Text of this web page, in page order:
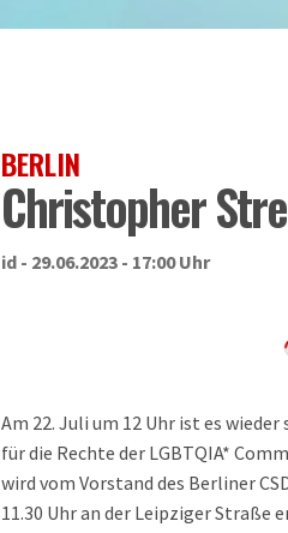
BERLIN
Christopher
id - 29.06.2023 - 17:00 Uhr
Am 22. Juli um 12 Uhr ist es
für die Rechte der LGBTQIA*
wird vom Vorstand des Berliner
11.30 Uhr an der Leipziger